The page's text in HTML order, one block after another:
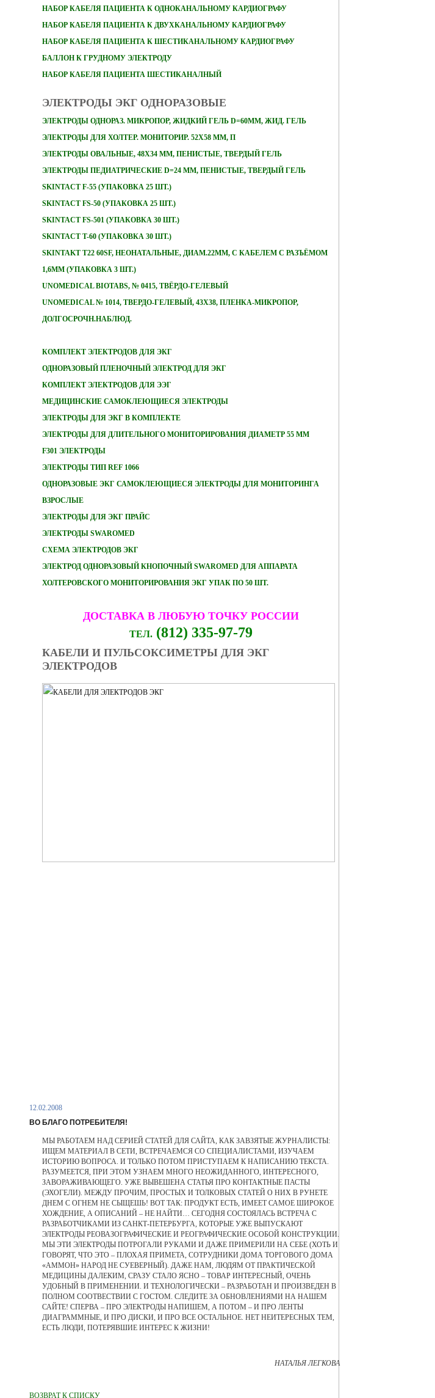
НАБОР КАБЕЛЯ ПАЦИЕНТА К ОДНОКАНАЛЬНОМУ КАРДИОГРАФУ
НАБОР КАБЕЛЯ ПАЦИЕНТА К ДВУХКАНАЛЬНОМУ КАРДИОГРАФУ
НАБОР КАБЕЛЯ ПАЦИЕНТА К ШЕСТИКАНАЛЬНОМУ КАРДИОГРАФУ
БАЛЛОН К ГРУДНОМУ ЭЛЕКТРОДУ
НАБОР КАБЕЛЯ ПАЦИЕНТА ШЕСТИКАНАЛНЫЙ
ЭЛЕКТРОДЫ ЭКГ ОДНОРАЗОВЫЕ
ЭЛЕКТРОДЫ ОДНОРАЗ. МИКРОПОР, ЖИДКИЙ ГЕЛЬ D=60ММ, ЖИД. ГЕЛЬ
ЭЛЕКТРОДЫ ДЛЯ ХОЛТЕР. МОНИТОРИР. 52Х58 ММ, П
ЭЛЕКТРОДЫ ОВАЛЬНЫЕ, 48Х34 ММ, ПЕНИСТЫЕ, ТВЕРДЫЙ ГЕЛЬ
ЭЛЕКТРОДЫ ПЕДИАТРИЧЕСКИЕ D=24 ММ, ПЕНИСТЫЕ, ТВЕРДЫЙ ГЕЛЬ
SKINTACT F-55 (УПАКОВКА 25 ШТ.)
SKINTACT FS-50 (УПАКОВКА 25 ШТ.)
SKINTACT FS-501 (УПАКОВКА 30 ШТ.)
SKINTACT T-60 (УПАКОВКА 30 ШТ.)
SKINTAKT T22 60SF, НЕОНАТАЛЬНЫЕ, ДИАМ.22ММ, С КАБЕЛЕМ С РАЗЪЁМОМ
1,6ММ (УПАКОВКА 3 ШТ.)
UNOMEDICAL BIOTABS, № 0415, ТВЁРДО-ГЕЛЕВЫЙ
UNOMEDICAL № 1014, ТВЕРДО-ГЕЛЕВЫЙ, 43Х38, ПЛЕНКА-МИКРОПОР,
ДОЛГОСРОЧН.НАБЛЮД.
КОМПЛЕКТ ЭЛЕКТРОДОВ ДЛЯ ЭКГ
ОДНОРАЗОВЫЙ ПЛЕНОЧНЫЙ ЭЛЕКТРОД ДЛЯ ЭКГ
КОМПЛЕКТ ЭЛЕКТРОДОВ ДЛЯ ЭЭГ
МЕДИЦИНСКИЕ САМОКЛЕЮЩИЕСЯ ЭЛЕКТРОДЫ
ЭЛЕКТРОДЫ ДЛЯ ЭКГ В КОМПЛЕКТЕ
ЭЛЕКТРОДЫ ДЛЯ ДЛИТЕЛЬНОГО МОНИТОРИРОВАНИЯ ДИАМЕТР 55 ММ
F301 ЭЛЕКТРОДЫ
ЭЛЕКТРОДЫ ТИП REF 1066
ОДНОРАЗОВЫЕ ЭКГ САМОКЛЕЮЩИЕСЯ ЭЛЕКТРОДЫ ДЛЯ МОНИТОРИНГА
ВЗРОСЛЫЕ
ЭЛЕКТРОДЫ ДЛЯ ЭКГ ПРАЙС
ЭЛЕКТРОДЫ SWAROMED
СХЕМА ЭЛЕКТРОДОВ ЭКГ
ЭЛЕКТРОД ОДНОРАЗОВЫЙ КНОПОЧНЫЙ SWAROMED ДЛЯ АППАРАТА
ХОЛТЕРОВСКОГО МОНИТОРИРОВАНИЯ ЭКГ УПАК ПО 50 ШТ.
ДОСТАВКА В ЛЮБУЮ ТОЧКУ РОССИИ
ТЕЛ. (812) 335-97-79
КАБЕЛИ И ПУЛЬСОКСИМЕТРЫ ДЛЯ ЭКГ
ЭЛЕКТРОДОВ
12.02.2008
ВО БЛАГО ПОТРЕБИТЕЛЯ!
МЫ РАБОТАЕМ НАД СЕРИЕЙ СТАТЕЙ ДЛЯ САЙТА, КАК ЗАВЗЯТЫЕ ЖУРНАЛИСТЫ:
ИЩЕМ МАТЕРИАЛ В СЕТИ, ВСТРЕЧАЕМСЯ СО СПЕЦИАЛИСТАМИ, ИЗУЧАЕМ
ИСТОРИЮ ВОПРОСА. И ТОЛЬКО ПОТОМ ПРИСТУПАЕМ К НАПИСАНИЮ ТЕКСТА.
РАЗУМЕЕТСЯ, ПРИ ЭТОМ УЗНАЕМ МНОГО НЕОЖИДАННОГО, ИНТЕРЕСНОГО,
ЗАВОРАЖИВАЮЩЕГО. УЖЕ ВЫВЕШЕНА СТАТЬЯ ПРО КОНТАКТНЫЕ ПАСТЫ
(ЭХОГЕЛИ). МЕЖДУ ПРОЧИМ, ПРОСТЫХ И ТОЛКОВЫХ СТАТЕЙ О НИХ В РУНЕТЕ
ДНЕМ С ОГНЕМ НЕ СЫЩЕШЬ! ВОТ ТАК: ПРОДУКТ ЕСТЬ, ИМЕЕТ САМОЕ ШИРОКОЕ
ХОЖДЕНИЕ, А ОПИСАНИЙ – НЕ НАЙТИ… СЕГОДНЯ СОСТОЯЛАСЬ ВСТРЕЧА С
РАЗРАБОТЧИКАМИ ИЗ САНКТ-ПЕТЕРБУРГА, КОТОРЫЕ УЖЕ ВЫПУСКАЮТ
ЭЛЕКТРОДЫ РЕОВАЗОГРАФИЧЕСКИЕ И РЕОГРАФИЧЕСКИЕ ОСОБОЙ КОНСТРУКЦИИ.
МЫ ЭТИ ЭЛЕКТРОДЫ ПОТРОГАЛИ РУКАМИ И ДАЖЕ ПРИМЕРИЛИ НА СЕБЕ (ХОТЬ И
ГОВОРЯТ, ЧТО ЭТО – ПЛОХАЯ ПРИМЕТА, СОТРУДНИКИ ДОМА ТОРГОВОГО ДОМА
«АММОН» НАРОД НЕ СУЕВЕРНЫЙ). ДАЖЕ НАМ, ЛЮДЯМ ОТ ПРАКТИЧЕСКОЙ
МЕДИЦИНЫ ДАЛЕКИМ, СРАЗУ СТАЛО ЯСНО – ТОВАР ИНТЕРЕСНЫЙ, ОЧЕНЬ
УДОБНЫЙ В ПРИМЕНЕНИИ. И ТЕХНОЛОГИЧЕСКИ – РАЗРАБОТАН И ПРОИЗВЕДЕН В
ПОЛНОМ СООТВЕСТВИИ С ГОСТОМ. СЛЕДИТЕ ЗА ОБНОВЛЕНИЯМИ НА НАШЕМ
САЙТЕ! СПЕРВА – ПРО ЭЛЕКТРОДЫ НАПИШЕМ, А ПОТОМ – И ПРО ЛЕНТЫ
ДИАГРАММНЫЕ, И ПРО ДИСКИ, И ПРО ВСЕ ОСТАЛЬНОЕ. НЕТ НЕИТЕРЕСНЫХ ТЕМ,
ЕСТЬ ЛЮДИ, ПОТЕРЯВШИЕ ИНТЕРЕС К ЖИЗНИ!
НАТАЛЬЯ ЛЕГКОВА
ВОЗВРАТ К СПИСКУ